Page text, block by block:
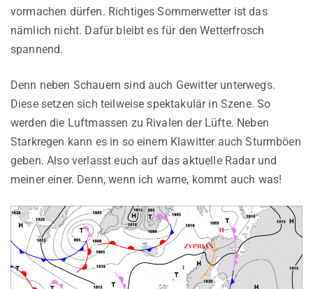
vormachen dürfen. Richtiges Sommerwetter ist das
nämlich nicht. Dafür bleibt es für den Wetterfrosch
spannend.
Denn neben Schauern sind auch Gewitter unterwegs.
Diese setzen sich teilweise spektakulär in Szene. So
werden die Luftmassen zu Rivalen der Lüfte. Neben
Starkregen kann es in so einem Klawitter auch Sturmböen
geben. Also verlasst euch auf das aktuelle Radar und
meiner einer. Denn, wenn ich warne, kommt auch was!